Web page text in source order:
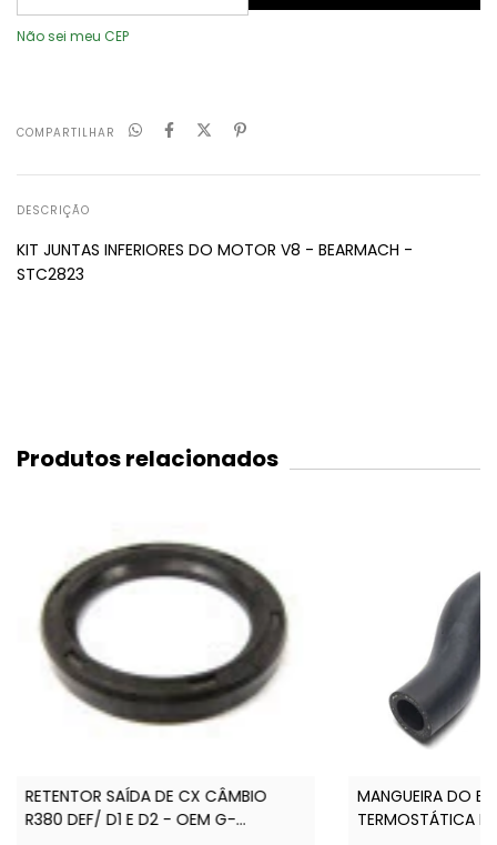
Não sei meu CEP
COMPARTILHAR
DESCRIÇÃO
KIT JUNTAS INFERIORES DO MOTOR V8 - BEARMACH -
STC2823
Produtos relacionados
RETENTOR SAÍDA DE CX CÂMBIO
R380 DEF/ D1 E D2 - OEM G-
MANGUEIRA DO
TERMOSTÁTICA